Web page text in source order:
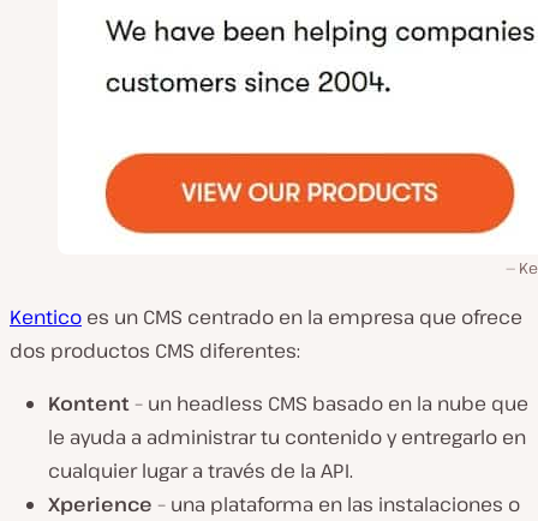
Kentico es un CMS centrado en la empresa que ofrece
dos productos CMS diferentes:
Kontent– un headless CMS basado en la nube que
le ayuda a administrar tu contenido y entregarlo en
cualquier lugar a través de la API.
Xperience – una plataforma en las instalaciones o